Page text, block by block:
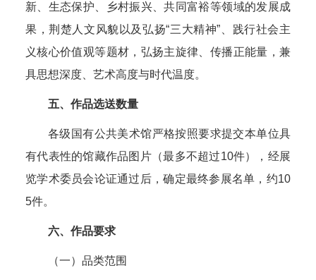
新、生态保护、乡村振兴、共同富裕等领域的发展成
果，荆楚人文风貌以及弘扬“三大精神”、践行社会主
义核心价值观等题材，弘扬主旋律、传播正能量，兼
具思想深度、艺术高度与时代温度。
五、作品选送数量
各级国有公共美术馆严格按照要求提交本单位具
有代表性的馆藏作品图片（最多不超过10件），经展
览学术委员会论证通过后，确定最终参展名单，约10
5件。
六、作品要求
（一）品类范围